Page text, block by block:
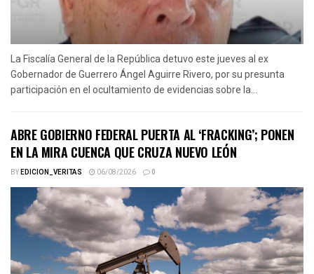
La Fiscalía General de la República detuvo este jueves al ex
Gobernador de Guerrero Ángel Aguirre Rivero, por su presunta
participación en el ocultamiento de evidencias sobre la...
ABRE GOBIERNO FEDERAL PUERTA AL ‘FRACKING’; PONEN
EN LA MIRA CUENCA QUE CRUZA NUEVO LEÓN
BYEDICION_VERITAS 06/08/2026 0